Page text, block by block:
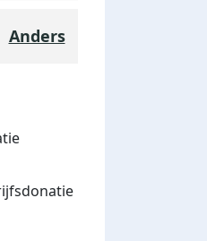
met een mooi
Anders